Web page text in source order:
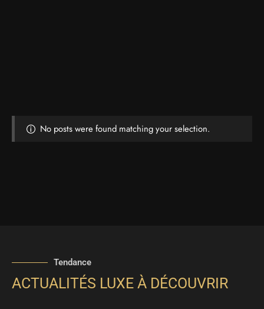
No posts were found matching your selection.
Tendance
ACTUALITÉS LUXE À DÉCOUVRIR